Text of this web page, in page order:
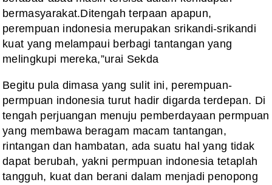
bermasyarakat.Ditengah terpaan apapun,
perempuan indonesia merupakan srikandi-srikandi
kuat yang melampaui berbagi tantangan yang
melingkupi mereka,”urai Sekda
Begitu pula dimasa yang sulit ini, perempuan-
permpuan indonesia turut hadir digarda terdepan. Di
tengah perjuangan menuju pemberdayaan permpuan
yang membawaberagam macam tantangan,
rintangan dan hambatan, ada suatu hal yang tidak
dapat berubah, yakni permpuan indonesia tetaplah
tangguh, kuat dan berani dalam menjadi penopong